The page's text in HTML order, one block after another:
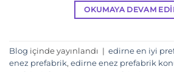
OKUMAYA DEVAM
Blog içinde yayınlandı | edirne en iyi
enez prefabrik, edirne enez prefabrik